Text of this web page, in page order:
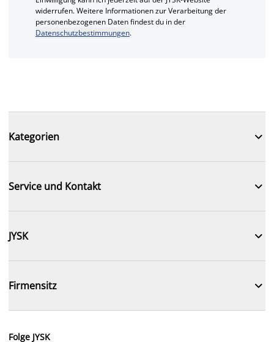
widerrufen. Weitere Informationen zur Verarbeitung der
personenbezogenen Daten findest du in der
Datenschutzbestimmungen.
Kategorien 
Service und Kontakt 
JYSK 
Firmensitz 
Folge JYSK